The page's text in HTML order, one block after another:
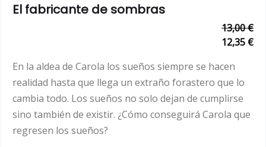
El fabricante de sombras
13,00 €
12,35 €
En la aldea de Carola los sueños siempre se hacen
realidad hasta que llega un extraño forastero que lo
cambia todo. Los sueños no solo dejan de cumplirse
sino también de existir. ¿Cómo conseguirá Carola que
regresen los sueños?